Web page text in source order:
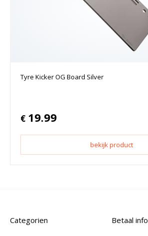
Tyre Kicker OG Board Silver
€ 19.99
bekijk product
Categorien Betaal info